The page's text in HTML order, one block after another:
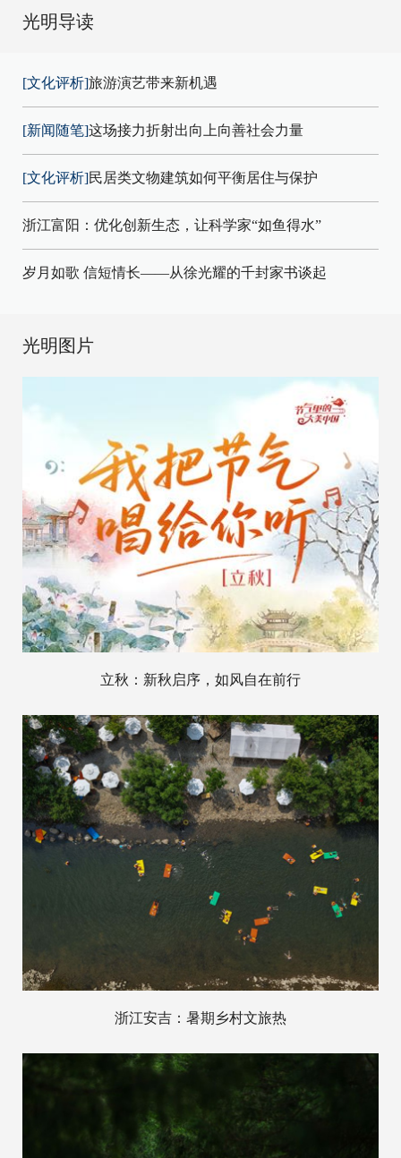
光明导读
[文化评析]旅游演艺带来新机遇
[新闻随笔]这场接力折射出向上向善社会力量
[文化评析]民居类文物建筑如何平衡居住与保护
浙江富阳：优化创新生态，让科学家“如鱼得水”
岁月如歌 信短情长——从徐光耀的千封家书谈起
光明图片
立秋：新秋启序，如风自在前行
浙江安吉：暑期乡村文旅热